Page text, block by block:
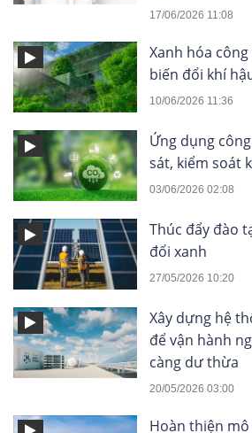
17/06/2026 11:08
Xanh hóa
biến đổi khí
10/06/2026 11:36
Ứng dụng
sát, kiểm soát
03/06/2026 02:08
Thúc đẩy đào
đổi xanh
27/05/2026 10:20
Xây dựng hệ
để vận hành
càng dư thừa
20/05/2026 03:00
Hoàn thiện